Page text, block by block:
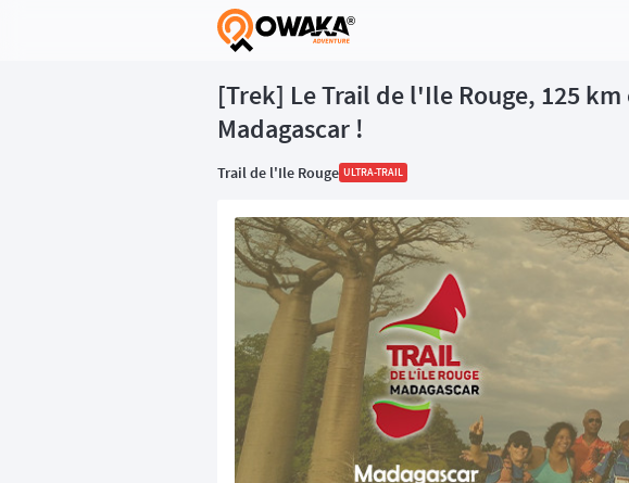
®
[Trek] Le Trail de l'Ile Rouge, 125
Madagascar !
Trail de l'Ile Rouge ULTRA-TRAIL